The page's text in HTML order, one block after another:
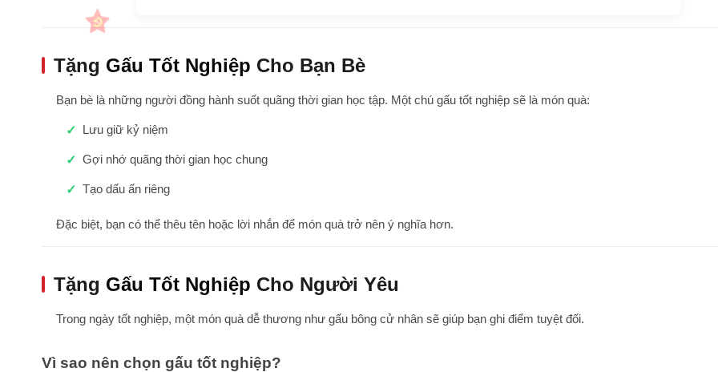
Tặng Gấu Tốt Nghiệp Cho Bạn Bè
Bạn bè là những người đồng hành suốt quãng thời gian học tập. Một chú gấu tốt nghiệp sẽ là món quà:
Lưu giữ kỷ niệm
Gợi nhớ quãng thời gian học chung
Tạo dấu ấn riêng
Đặc biệt, bạn có thể thêu tên hoặc lời nhắn để món quà trở nên ý nghĩa hơn.
Tặng Gấu Tốt Nghiệp Cho Người Yêu
Trong ngày tốt nghiệp, một món quà dễ thương như gấu bông cử nhân sẽ giúp bạn ghi điểm tuyệt đối.
Vì sao nên chọn gấu tốt nghiệp?